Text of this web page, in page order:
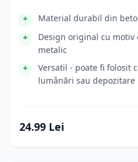
Material durabil din
Design original cu motiv
metalic
Versatil - poate fi folosit
lumânări sau depozitare
24.99 Lei